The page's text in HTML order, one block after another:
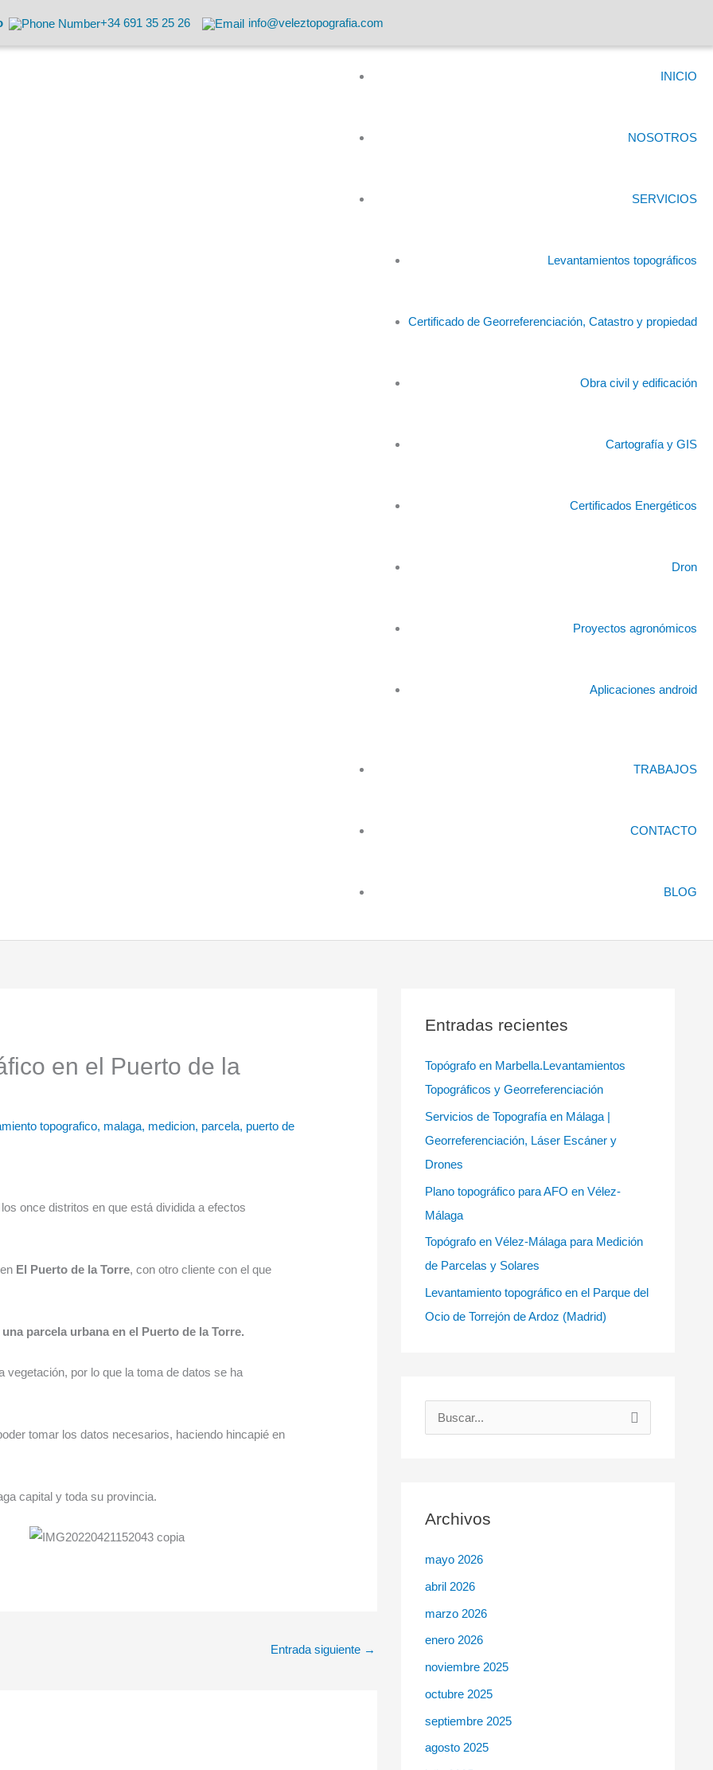
+34 691 35 25 26 info@veleztopografia.com
INICIO
NOSOTROS
SERVICIOS
Levantamientos topográficos
Certificado de Georreferenciación, Catastro y propiedad
Obra civil y edificación
Cartografía y GIS
Certificados Energéticos
Dron
Proyectos agronómicos
Aplicaciones android
TRABAJOS
CONTACTO
BLOG
en el Puerto de la
topografico, malaga, medicion, parcela, puerto de
once distritos en que está dividida a efectos
El Puerto de la Torre, con otro cliente con el que
parcela urbana en el Puerto de la Torre.
por lo que la toma de datos se ha
tomar los datos necesarios, haciendo hincapié en
capital y toda su provincia.
Entrada siguiente →
Entradas recientes
Topógrafo en Marbella.Levantamientos
Topográficos y Georreferenciación
Servicios de Topografía en Málaga |
Georreferenciación, Láser Escáner y
Drones
Plano topográfico para AFO en Vélez-
Málaga
Topógrafo en Vélez-Málaga para Medición
de Parcelas y Solares
Levantamiento topográfico en el Parque del
Ocio de Torrejón de Ardoz (Madrid)
a
p
o
r
:
Archivos
mayo 2026
abril 2026
marzo 2026
enero 2026
noviembre 2025
octubre 2025
septiembre 2025
agosto 2025